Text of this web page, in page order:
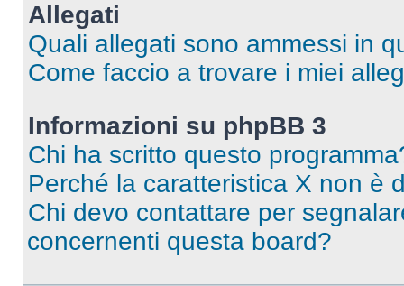
Allegati
Quali allegati sono ammessi in
Come faccio a trovare i miei
Informazioni su phpBB 3
Chi ha scritto questo
Perché la caratteristica X non è
Chi devo contattare per
concernenti questa board?